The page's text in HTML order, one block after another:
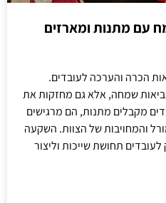
עם מתנות ומארזים
הכרה והערכה לעובדים.
שמחה, אלא גם מחזקות את
מקבלים מתנות, הם מרגישים
והמחויבות של הצוות. השקעה
תחושת שייכות וליצור